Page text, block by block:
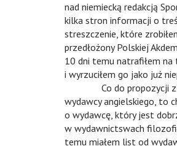
nad niemiecką redakcją
kilka stron informacji o
streszczenie, które
przedłożony Polskiej
10 dni temu natrafiłem na
i wyrzuciłem go jako już
Co do propozycji
wydawcy angielskiego, to
o wydawcę, który jest
w wydawnictswach
temu miałem list od